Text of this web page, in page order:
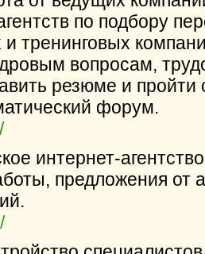
по подбору
и тренинговых
вопросам,
резюме и пройти
форум.
интернет-
предложения от